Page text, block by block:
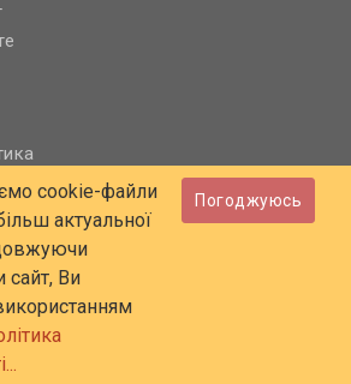
защищены
cookie-файли
актуальної
сайт, Ви
Погоджуюсь